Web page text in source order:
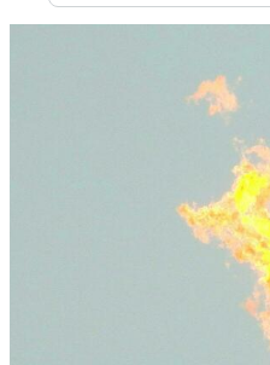
Toutes Images
Motion graphics
Images Éditoriales
Événements Éditoriaux